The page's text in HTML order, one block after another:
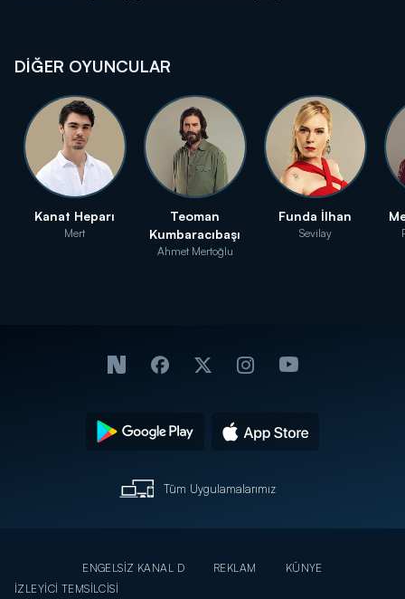
DİĞER OYUNCULAR
Kanat Heparı
Mert
Teoman
Kumbaracıbaşı
Ahmet Mertoğlu
Funda İlhan
Sevilay
Tüm Uygulamalarımız
ENGELSİZ KANAL D REKLAM
KÜNYE
İZLEYİCİ TEMSİLCİSİ